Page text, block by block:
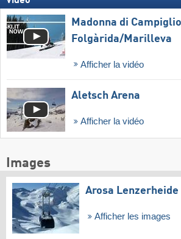
Madonna di
Folgàrida/​Marilleva
Afficher la vidéo
Aletsch Arena
Afficher la vidéo
Images
Arosa Lenzerheide
Afficher les images